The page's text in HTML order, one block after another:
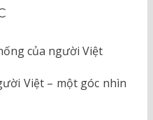
của người Việt
Việt – một góc nhìn